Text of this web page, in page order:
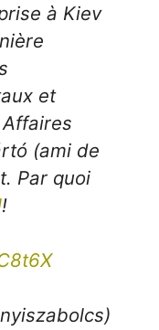
à Kiev
et
(ami de
Par quoi
!